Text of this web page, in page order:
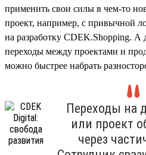
применить свои силы в чем-то
проект, например, с привычной
на разработку CDEK.Shopping. А
переходы между проектами и
можно быстрее набрать
Переходы на
или проект
через